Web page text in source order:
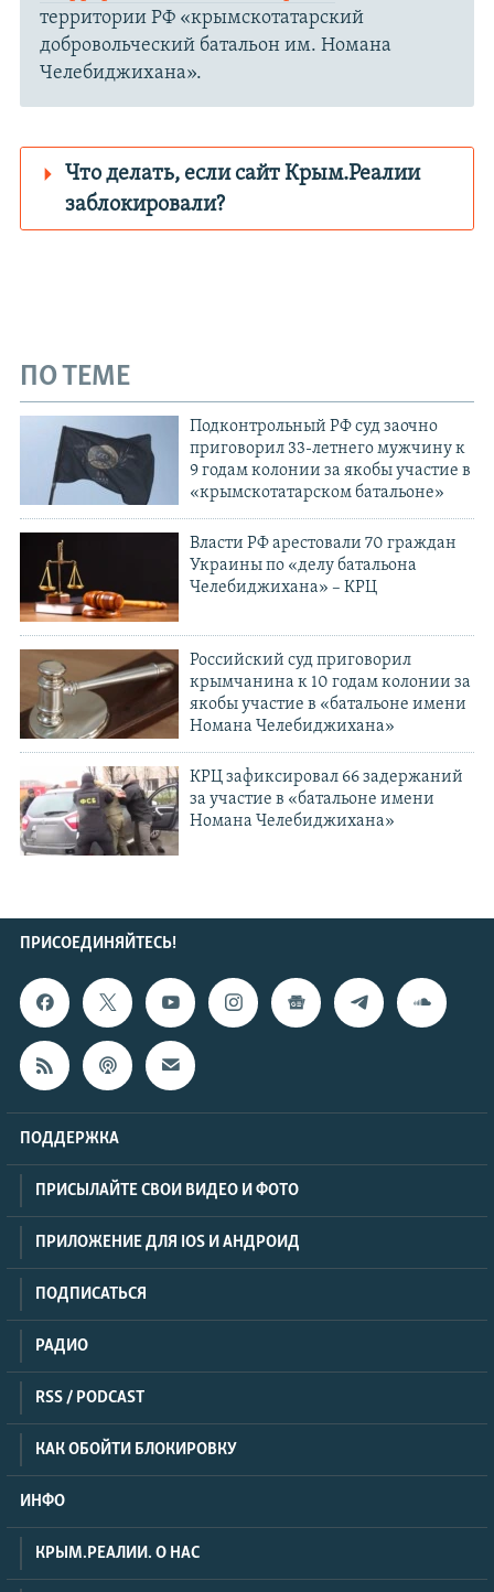
территории РФ «крымскотатарский
добровольческий батальон им. Номана
Челебиджихана».
Что делать, если сайт Крым.Реалии
заблокировали?
Instagram
Viber
установить VPN .
ПО ТЕМЕ
Подконтрольный РФ суд заочно
приговорил 33-летнего мужчину к
9 годам колонии за якобы участие в
«крымскотатарском батальоне»
Власти РФ арестовали 70 граждан
Украины по «делу батальона
Челебиджихана» – КРЦ
Российский суд приговорил
крымчанина к 10 годам колонии за
якобы участие в «батальоне имени
Номана Челебиджихана»
КРЦ зафиксировал 66 задержаний
за участие в «батальоне имени
Номана Челебиджихана»
ПРИСОЕДИНЯЙТЕСЬ!
ПОДДЕРЖКА
ПРИСЫЛАЙТЕ СВОИ ВИДЕО И ФОТО
ПРИЛОЖЕНИЕ ДЛЯ IOS И АНДРОИД
ПОДПИСАТЬСЯ
РАДИО
RSS / PODCAST
КАК ОБОЙТИ БЛОКИРОВКУ
ИНФО
КРЫМ.РЕАЛИИ. О НАС